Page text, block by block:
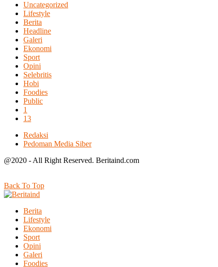
Uncategorized
Lifestyle
Berita
Headline
Galeri
Ekonomi
Sport
Opini
Selebritis
Hobi
Foodies
Public
1
13
Redaksi
Pedoman Media Siber
@2020 - All Right Reserved. Beritaind.com
Back To Top
Berita
Lifestyle
Ekonomi
Sport
Opini
Galeri
Foodies